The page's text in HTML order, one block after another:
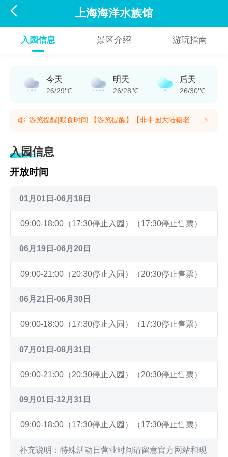
 上海海洋水族馆
入园信息 景区介绍 游玩指南
今天
26/29℃
明天
26/28℃
后天
26/30℃
游览提醒|喂食时间 【游览提醒】【非中国大陆籍老人
返回。【推荐入馆时间】9:15或13:45入馆，沿途可看
展示。(提示有效期2026/7/23至2026/12/31)【喂食时
单线游览，下楼后无法返回，请合理安排游览时间，祝
您游玩愉快!——【上午】——冷水区：斑海豹 09:45-
10:30-10:45深海区：群鱼的海洋 10:50-11:00深海
斑海豹 14:15-14:25极地区：企鹅 14:30-14:45深海
15:20-15:30深海区：鲨鱼海湾 15:20-15:40(提示有效
期2026/7/23至2026/12/31)
馆为单向游览，游览顺序为3层-2层-B2层，下楼后无法
全5大喂食场景。本馆没有动物表演，喂食为动物行为
间】*本馆无动物表演，喂食为动物行为展示。*本馆为
09:55极地区：企鹅 10:00-10:15深海区：开阔的海洋
区：鲨鱼海湾 10:50-11:10——【下午】——冷水区：
区：开阔的海洋 15:00-15:15深海区：群鱼的海洋
15:20-15:30深海区：鲨鱼海湾 15:20-15:40(提示有效
入园信息
开放时间
01月01日-06月18日
09:00-18:00（17:30停止入园）（17:30停止售票）
06月19日-06月20日
09:00-21:00（20:30停止入园）（20:30停止售票）
06月21日-06月30日
09:00-18:00（17:30停止入园）（17:30停止售票）
07月01日-08月31日
09:00-21:00（20:30停止入园）（20:30停止售票）
09月01日-12月31日
09:00-18:00（17:30停止入园）（17:30停止售票）
补充说明：特殊活动日营业时间请留意官方网站和现